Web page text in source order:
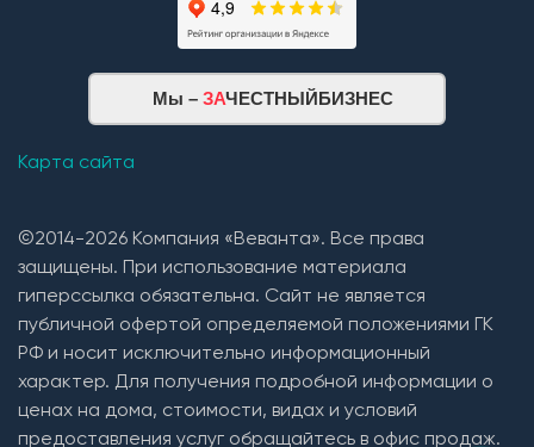
Мы – ЗАЧЕСТНЫЙБИЗНЕС
Карта сайта
©2014-2026 Компания «Веванта». Все права
защищены. При использование материала
гиперссылка обязательна. Сайт не является
публичной офертой определяемой положениями ГК
РФ и носит исключительно информационный
характер. Для получения подробной информации о
ценах на дома, стоимости, видах и условий
предоставления услуг обращайтесь в офис продаж.